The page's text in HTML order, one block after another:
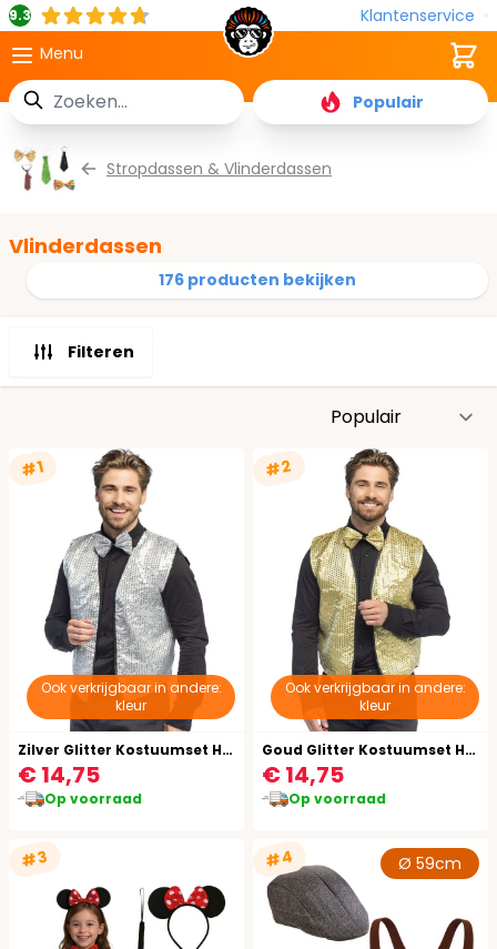
9.3
Klantenservice
Menu
Zoek
Populair
Cart
Stropdassen & Vlinderdassen
Vlinderdassen
176 producten bekijken
Filteren
#1
Ook verkrijgbaar in andere:
kleur
Zilver Glitter Kostuumset Heren Met Gilet En Vlinderstrik
€ 14,75
Op voorraad
#2
Ook verkrijgbaar in andere:
kleur
Goud Glitter Kostuumset Heren Met Gilet En Vlinderstrik
€ 14,75
Op voorraad
#3 #4 Ø 59cm